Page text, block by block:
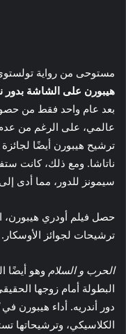
مستوحى من رواية تولستوي
هيبورن على الشاشة بدور
بعد عام واحد فقط من
عالمي، على الرغم من
ترشيح هيبورن أيضًا
ناتاشا. ومع ذلك، كانت
سيمونز للدور، مما أدى
حصل فيلم أودري هيبورن،
ترشيحات لجوائز الأوسكار.
الحرب و السلام وهو أيضًا
البطولة أمام زوجها
دور أندريه. أداء هيبورن في
الكلاسيكي، وترشيحاتها